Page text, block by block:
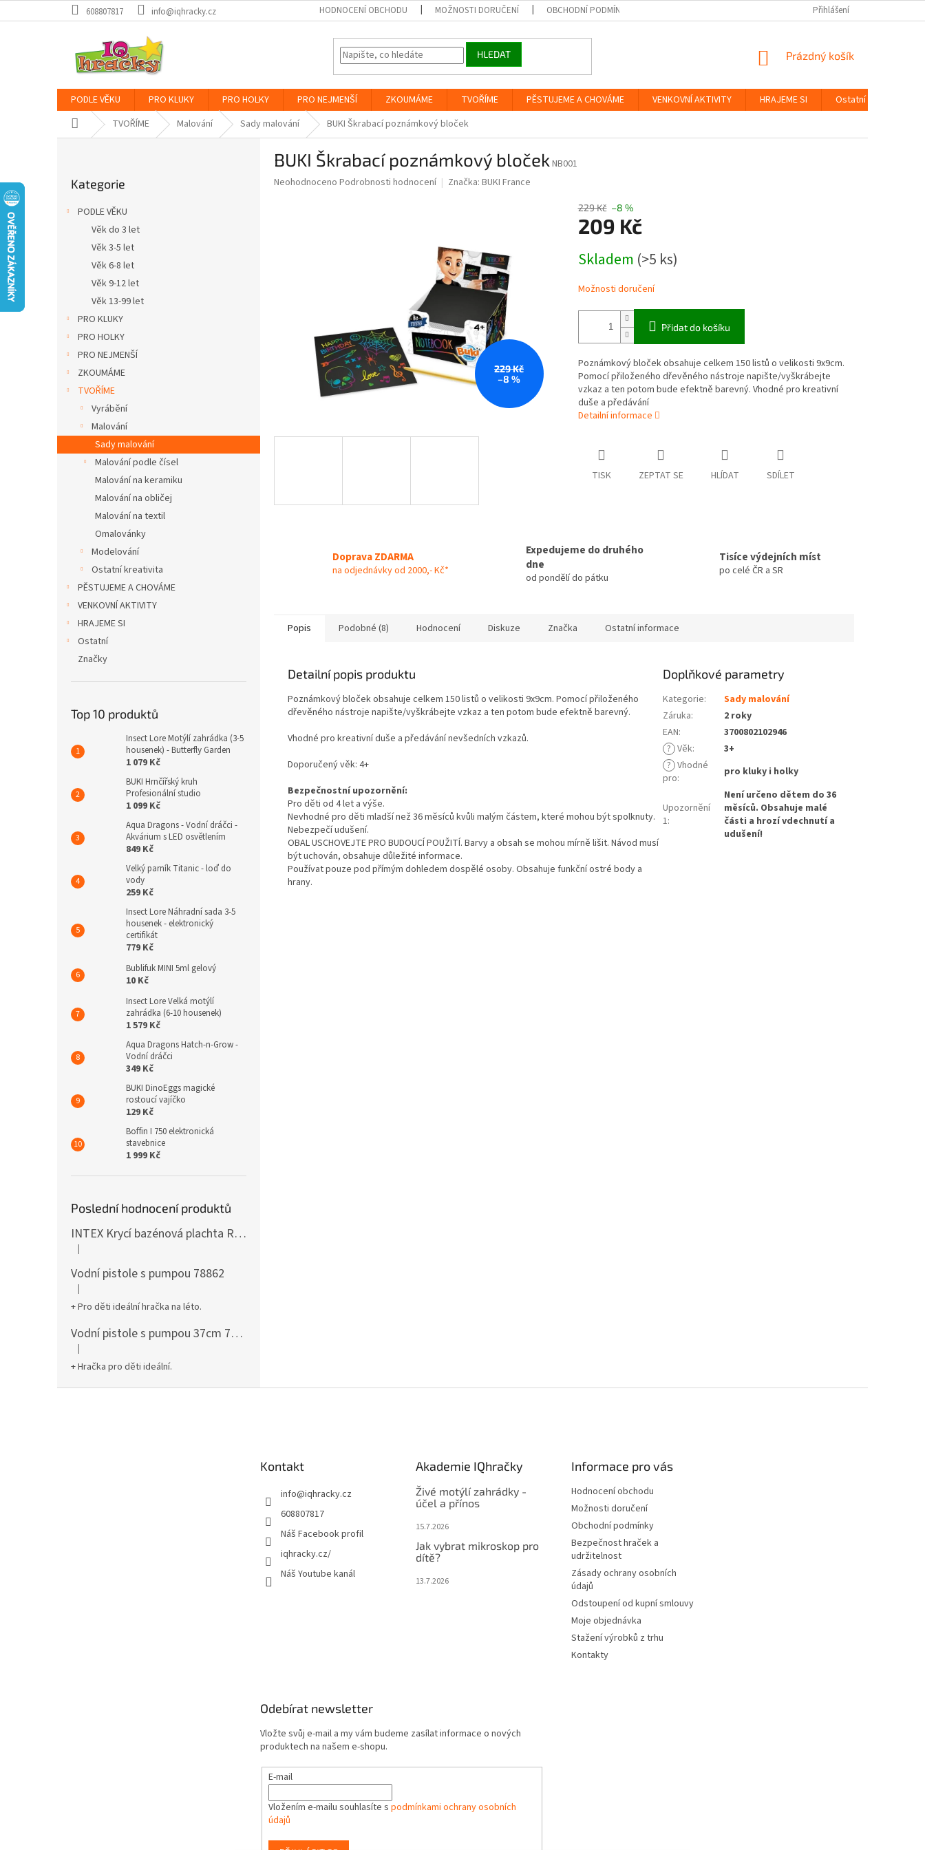
na
608807817 info@iqhracky.cz HODNOCENÍ OBCHODU MOŽNOSTI DORUČENÍ OBCHODNÍ PODMÍNKY ZÁSADY OCHRANY
Přihlášení
HLEDAT
NÁKUPNÍ
Prázdný košík
PODLE VĚKU PRO KLUKY PRO HOLKY PRO NEJMENŠÍ ZKOUMÁME TVOŘÍME PĚSTUJEME A CHOVÁME VENKOVNÍ AKTIVITY HRAJEME SI Ostatní
Domů TVOŘÍME Malování Sady malování BUKI Škrabací poznámkový bloček
kategorie
Kategorie
PODLE VĚKU
Věk do 3 let
Věk 3-5 let
Věk 6-8 let
Věk 9-12 let
Věk 13-99 let
PRO KLUKY
PRO HOLKY
PRO NEJMENŠÍ
ZKOUMÁME
TVOŘÍME
Vyrábění
Malování
Sady malování
Malování podle čísel
Malování na keramiku
Malování na obličej
Malování na textil
Omalovánky
Modelování
Ostatní kreativita
PĚSTUJEME A CHOVÁME
VENKOVNÍ AKTIVITY
HRAJEME SI
Ostatní
Značky
Top 10 produktů
Insect Lore Motýlí zahrádka (3-5
housenek) - Butterfly Garden
1 079 Kč
BUKI Hrnčířský kruh
Profesionální studio
1 099 Kč
Aqua Dragons - Vodní dráčci -
Akvárium s LED osvětlením
849 Kč
Velký parník Titanic - loď do
vody
259 Kč
Insect Lore Náhradní sada 3-5
housenek - elektronický
certifikát
779 Kč
Bublifuk MINI 5ml gelový
10 Kč
Insect Lore Velká motýlí
zahrádka (6-10 housenek)
1 579 Kč
Aqua Dragons Hatch-n-Grow -
Vodní dráčci
349 Kč
BUKI DinoEggs magické
rostoucí vajíčko
129 Kč
Boffin I 750 elektronická
stavebnice
1 999 Kč
Poslední hodnocení produktů
INTEX Krycí bazénová plachta Round 305cm 28030
Hodnocení produktu je 5 z 5 hvězdiček.
|
Vodní pistole s pumpou 78862
Hodnocení produktu je 5 z 5 hvězdiček.
|
+ Pro děti ideální hračka na léto.
Vodní pistole s pumpou 37cm 78961
Hodnocení produktu je 5 z 5 hvězdiček.
|
+ Hračka pro děti ideální.
BUKI Škrabací poznámkový bloček NB001
Průměrné
Neohodnoceno Podrobnosti hodnocení Značka: BUKI France
229 Kč
–8 %
229 Kč –8 %
209 Kč
cena:
Skladem (>5 ks)
Možnosti doručení
Přidat do košíku
Poznámkový bloček obsahuje celkem 150 listů o velikosti 9x9cm.
Pomocí přiloženého dřevěného nástroje napište/vyškrábejte
vzkaz a ten potom bude efektně barevný. Vhodné pro kreativní
duše a předávání
Detailní informace
TISK ZEPTAT SE HLÍDAT SDÍLET
Doprava ZDARMA
na odjednávky od 2000,- Kč*
Expedujeme do druhého
dne
od pondělí do pátku
Tisíce výdejních míst
po celé ČR a SR
Popis Podobné (8) Hodnocení Diskuze Značka Ostatní informace
Detailní popis produktu
Poznámkový bloček obsahuje celkem 150 listů o velikosti 9x9cm. Pomocí přiloženého
dřevěného nástroje napište/vyškrábejte vzkaz a ten potom bude efektně barevný.
Vhodné pro kreativní duše a předávání nevšedních vzkazů.
Doporučený věk: 4+
Bezpečnostní upozornění:
Pro děti od 4 let a výše.
Nevhodné pro děti mladší než 36 měsíců kvůli malým částem, které mohou být spolknuty.
Nebezpečí udušení.
OBAL USCHOVEJTE PRO BUDOUCÍ POUŽITÍ. Barvy a obsah se mohou mírně lišit. Návod musí
být uchován, obsahuje důležité informace.
Používat pouze pod přímým dohledem dospělé osoby. Obsahuje funkční ostré body a
hrany.
Doplňkové parametry
Kategorie:
Sady malování
Záruka:
2 roky
EAN:
3700802102946
? Věk:
3+
? Vhodné
pro: pro kluky i holky
Upozornění
1:
Není určeno dětem do 36
měsíců. Obsahuje malé
části a hrozí vdechnutí a
udušení!
Kontakt
info@iqhracky.cz
608807817
Náš Facebook profil
iqhracky.cz/
Náš Youtube kanál
Akademie IQhračky
Živé motýlí zahrádky -
účel a přínos
15.7.2026
Jak vybrat mikroskop pro
dítě?
13.7.2026
Informace pro vás
Hodnocení obchodu
Možnosti doručení
Obchodní podmínky
Bezpečnost hraček a
udržitelnost
Zásady ochrany osobních
údajů
Odstoupení od kupní smlouvy
Moje objednávka
Stažení výrobků z trhu
Kontakty
Odebírat newsletter
Vložte svůj e-mail a my vám budeme zasílat informace o nových
produktech na našem e-shopu.
E-mail
Vložením e-mailu souhlasíte s podmínkami ochrany osobních
údajů